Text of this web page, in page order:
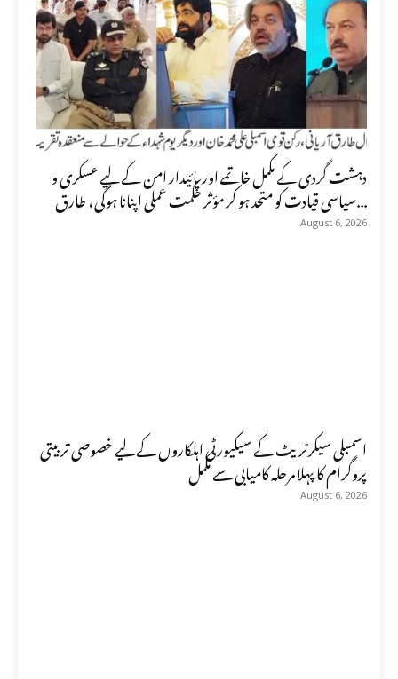
دہشت گردی کے مکمل خاتمے اور پائیدار امن کے لیے عسکری و
سیاسی قیادت کو متحد ہو کر مؤثر حکمت عملی اپنانا ہوگی، طارق...
August 6, 2026
اسمبلی سیکرٹریٹ کے سیکیورٹی اہلکاروں کے لیے خصوصی تربیتی
پروگرام کا پہلا مرحلہ کامیابی سے مکمل
August 6, 2026